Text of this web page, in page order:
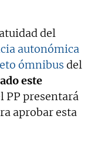
del
autonómica
ómnibus del
este
PP presentará
aprobar esta